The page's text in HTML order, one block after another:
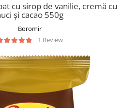
cu sirop de vanilie, cremă cu
și cacao 550g
Boromir
1 Review